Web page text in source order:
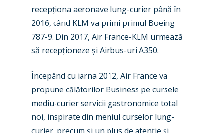
recepționa aeronave lung-curier până în
2016, când KLM va primi primul Boeing
787-9. Din 2017, Air France-KLM urmează
să recepționeze și Airbus-uri A350.
Începând cu iarna 2012, Air France va
propune călătorilor Business pe cursele
mediu-curier servicii gastronomice total
noi, inspirate din meniul curselor lung-
curier, precum şi un plus de atenţie şi
New Routes
Industry
Accidents / Incidents
Airshows
Dubai 2025
Paris 2025
Farnborough 2024
Business Jets
Military
Trip Reports